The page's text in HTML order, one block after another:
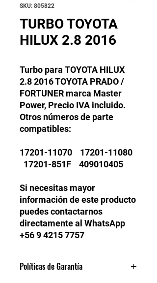
SKU: 805822
TURBO TOYOTA
HILUX 2.8 2016
Turbo para TOYOTA HILUX
2.8 2016 TOYOTA PRADO /
FORTUNER marca Master
Power, Precio IVA incluido.
Otros números de parte
compatibles:
17201-11070 17201-11080
17201-851F 409010405
Si necesitas mayor
información de este producto
puedes contactarnos
directamente al WhatsApp
+56 9 4215 7757
Políticas de Garantía